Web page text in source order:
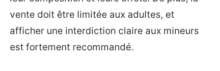
vente doit être limitée aux adultes, et
afficher une interdiction claire aux mineurs
est fortement recommandé.